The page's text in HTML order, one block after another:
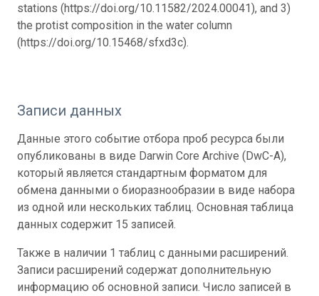
stations (https://doi.org/10.11582/2024.00041), and 3)
the protist composition in the water column
(https://doi.org/10.15468/sfxd3c).
Записи данных
Данные этого событие отбора проб ресурса были
опубликованы в виде Darwin Core Archive (DwC-A),
который является стандартным форматом для
обмена данными о биоразнообразии в виде набора
из одной или нескольких таблиц. Основная таблица
данных содержит 15 записей.
Также в наличии 1 таблиц с данными расширений.
Записи расширений содержат дополнительную
информацию об основной записи. Число записей в